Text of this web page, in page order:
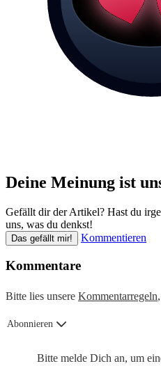
Deine Meinung ist
Gefällt dir der Artikel? Hast du
uns, was du denkst!
Das gefällt mir! Kommentieren
Kommentare
Bitte lies unsere Kommentarregeln
Abonnieren
Bitte melde Dich an, um